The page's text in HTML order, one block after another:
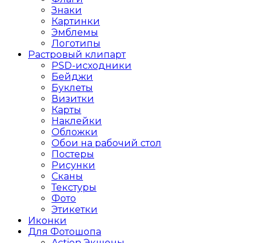
Знаки
Картинки
Эмблемы
Логотипы
Растровый клипарт
PSD-исходники
Бейджи
Буклеты
Визитки
Карты
Наклейки
Обложки
Обои на рабочий стол
Постеры
Рисунки
Сканы
Текстуры
Фото
Этикетки
Иконки
Для Фотошопа